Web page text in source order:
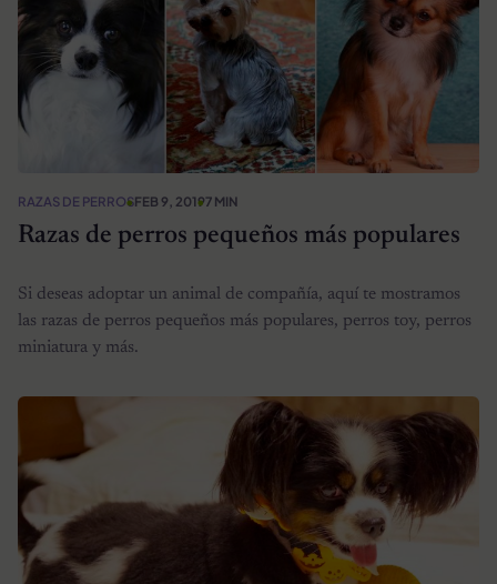
RAZAS DE PERROSFEB 9, 20197 MIN
Razas de perros pequeños más populares
Si deseas adoptar un animal de compañía, aquí te mostramos
las razas de perros pequeños más populares, perros toy, perros
miniatura y más.